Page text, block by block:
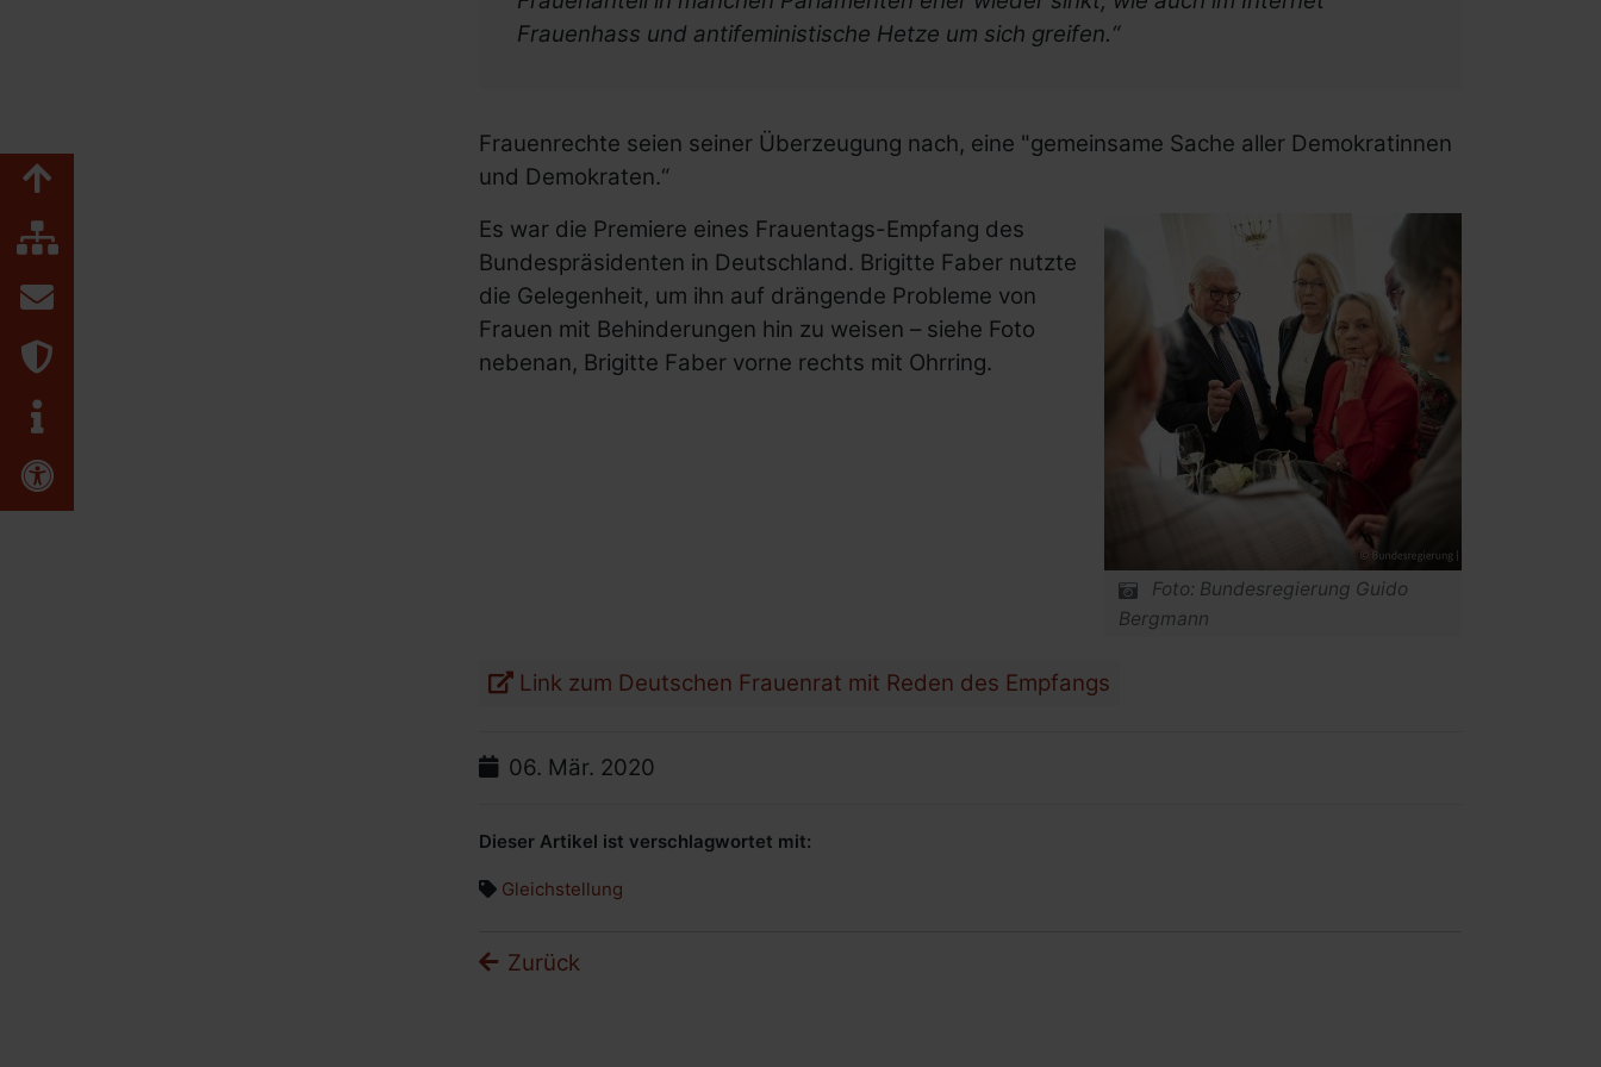
Links für Lesben und LSBTIQ* mit Behinderung
Bundesweite Organisationen für Menschen mit Behinderung
Bundesweite Frauenorganisationen
Menü schließen
Frauenhass und antifeministische Hetze um sich greifen.“
Frauenrechte seien seiner Überzeugung nach, eine "gemeinsame Sache aller Demokratinnen
und Demokraten.“
Foto: Bundesregierung Guido
Bergmann
Es war die Premiere eines Frauentags-Empfang des
Bundespräsidenten in Deutschland. Brigitte Faber nutzte
die Gelegenheit, um ihn auf drängende Probleme von
Frauen mit Behinderungen hin zu weisen – siehe Foto
nebenan, Brigitte Faber vorne rechts mit Ohrring.
Link zum Deutschen Frauenrat mit Reden des Empfangs
Datum:
06. Mär. 2020
Dieser Artikel ist verschlagwortet mit:
Gleichstellung
Zurück
Zum Seitenanfang
Inhaltsübersicht
Kontakt
Erklärung zur Barrierefreiheit